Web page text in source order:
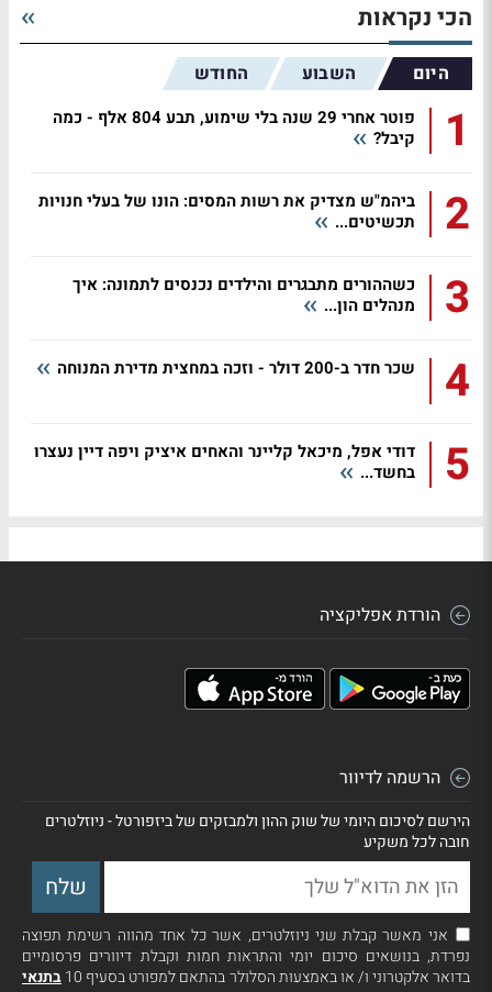
הכי נקראות
היום השבוע החודש
1
פוטר אחרי 29 שנה בלי שימוע, תבע 804 אלף - כמה
קיבל?
2
ביהמ"ש מצדיק את רשות המסים: הונו של בעלי חנויות
תכשיטים...
3
כשההורים מתבגרים והילדים נכנסים לתמונה: איך
מנהלים הון...
4 שכר חדר ב-200 דולר - וזכה במחצית מדירת המנוחה
5
דודי אפל, מיכאל קליינר והאחים איציק ויפה דיין נעצרו
בחשד...
הורדת אפליקציה
הרשמה לדיוור
הירשם לסיכום היומי של שוק ההון ולמבזקים של ביזפורטל - ניוזלטרים
חובה לכל משקיע
אני מאשר קבלת שני ניוזלטרים, אשר כל אחד מהווה רשימת תפוצה
נפרדת, בנושאים סיכום יומי והתראות חמות וקבלת דיוורים פרסומיים
בדואר אלקטרוני ו/ או באמצעות הסלולר בהתאם למפורט בסעיף 10
בתנאי